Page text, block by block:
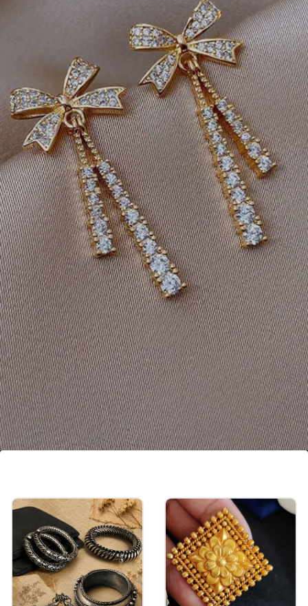
बो इयररिंग की ये डिजाइन टेसल के साथ आएगी, इसमें खूबसूरत
और बारीक स्टोन का काम है, इस तरह की इयररिंग वेस्टर्न
आउटफिट के साथ कमाल लगेगी।
Image credits: Vembley